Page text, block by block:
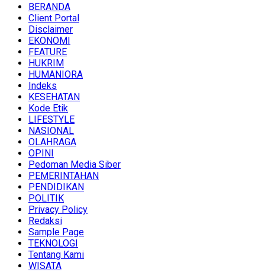
BERANDA
Client Portal
Disclaimer
EKONOMI
FEATURE
HUKRIM
HUMANIORA
Indeks
KESEHATAN
Kode Etik
LIFESTYLE
NASIONAL
OLAHRAGA
OPINI
Pedoman Media Siber
PEMERINTAHAN
PENDIDIKAN
POLITIK
Privacy Policy
Redaksi
Sample Page
TEKNOLOGI
Tentang Kami
WISATA